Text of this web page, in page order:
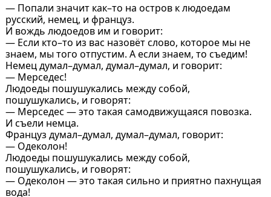
— Попали значит как–то на остров к людоедам
русский, немец, и француз.
И вождь людоедов им и говорит:
— Если кто–то из вас назовёт слово, которое мы не
знаем, мы того отпустим. А если знаем, то съедим!
Немец думал–думал, думал–думал, и говорит:
— Мерседес!
Людоеды пошушукались между собой,
пошушукались, и говорят:
— Мерседес — это такая самодвижущаяся повозка.
И съели немца.
Француз думал–думал, думал–думал, говорит:
— Одеколон!
Людоеды пошушукались между собой,
пошушукались, и говорят:
— Одеколон — это такая сильно и приятно пахнущая
вода!